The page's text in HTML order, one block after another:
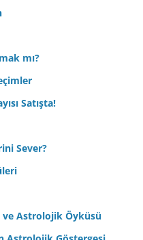
mı?
Satışta!
Sever?
ve Astrolojik Öyküsü